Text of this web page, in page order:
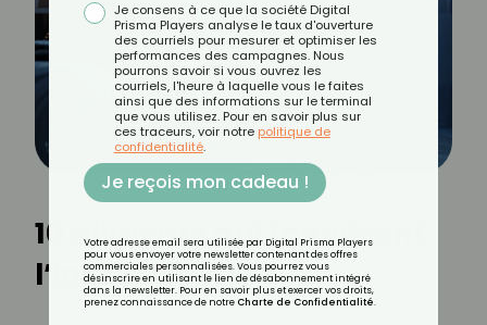
10 aliments qui favorisent
l’insomnie
Je consens à ce que la société Digital
Prisma Players analyse le taux d'ouverture
des courriels pour mesurer et optimiser les
performances des campagnes. Nous
pourrons savoir si vous ouvrez les
courriels, l'heure à laquelle vous le faites
ainsi que des informations sur le terminal
que vous utilisez. Pour en savoir plus sur
ces traceurs, voir notre politique de
confidentialité.
Je reçois mon cadeau !
Votre adresse email sera utilisée par Digital Prisma Players
pour vous envoyer votre newsletter contenant des offres
commerciales personnalisées. Vous pourrez vous
désinscrire en utilisant le lien de désabonnement intégré
dans la newsletter. Pour en savoir plus et exercer vos droits,
prenez connaissance de notre Charte de Confidentialité.